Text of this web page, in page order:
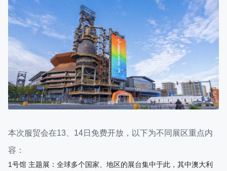
本次服贸会在13、14日免费开放，以下为不同展区重点内
容：
1号馆 主题展：全球多个国家、地区的展台集中于此，其中澳大利